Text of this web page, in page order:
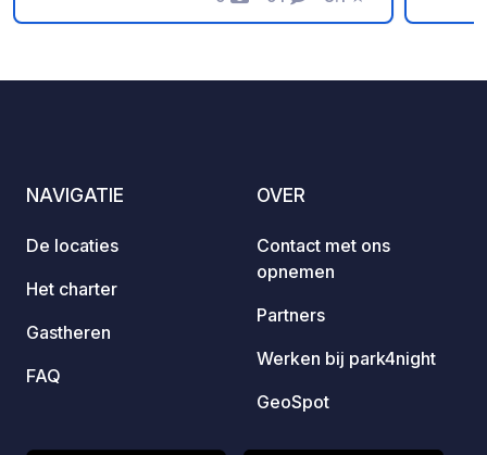
Foto's CommentarenBeoordeling
en
NAVIGATIE
De locaties
Het charter
Gastheren
FAQ
OVER
Contact met ons
opnemen
Partners
Werken bij park4night
GeoSpot